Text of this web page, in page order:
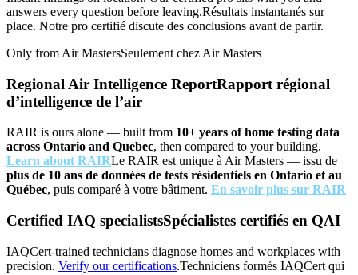
answers every question before leaving.Résultats instantanés sur
place. Notre pro certifié discute des conclusions avant de partir.
Only from Air MastersSeulement chez Air Masters
Regional Air Intelligence ReportRapport régional
d’intelligence de l’air
RAIR is ours alone — built from 10+ years of home testing data
across Ontario and Quebec, then compared to your building.
Learn about RAIRLe RAIR est unique à Air Masters — issu de
plus de 10 ans de données de tests résidentiels en Ontario et au
Québec, puis comparé à votre bâtiment. En savoir plus sur RAIR
Certified IAQ specialistsSpécialistes certifiés en QAI
IAQCert-trained technicians diagnose homes and workplaces with
precision. Verify our certifications.Techniciens formés IAQCert qui